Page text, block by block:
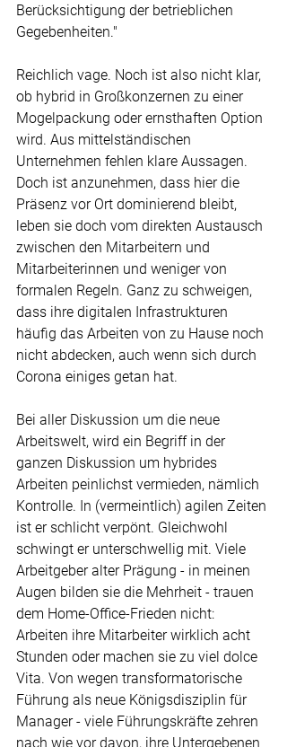
Berücksichtigung der betrieblichen
Gegebenheiten."
Reichlich vage. Noch ist also nicht klar,
ob hybrid in Großkonzernen zu einer
Mogelpackung oder ernsthaften Option
wird. Aus mittelständischen
Unternehmen fehlen klare Aussagen.
Doch ist anzunehmen, dass hier die
Präsenz vor Ort dominierend bleibt,
leben sie doch vom direkten Austausch
zwischen den Mitarbeitern und
Mitarbeiterinnen und weniger von
formalen Regeln. Ganz zu schweigen,
dass ihre digitalen Infrastrukturen
häufig das Arbeiten von zu Hause noch
nicht abdecken, auch wenn sich durch
Corona einiges getan hat.
Bei aller Diskussion um die neue
Arbeitswelt, wird ein Begriff in der
ganzen Diskussion um hybrides
Arbeiten peinlichst vermieden, nämlich
Kontrolle. In (vermeintlich) agilen Zeiten
ist er schlicht verpönt. Gleichwohl
schwingt er unterschwellig mit. Viele
Arbeitgeber alter Prägung - in meinen
Augen bilden sie die Mehrheit - trauen
dem Home-Office-Frieden nicht:
Arbeiten ihre Mitarbeiter wirklich acht
Stunden oder machen sie zu viel dolce
Vita. Von wegen transformatorische
Führung als neue Königsdisziplin für
Manager - viele Führungskräfte zehren
nach wie vor davon, ihre Untergebenen